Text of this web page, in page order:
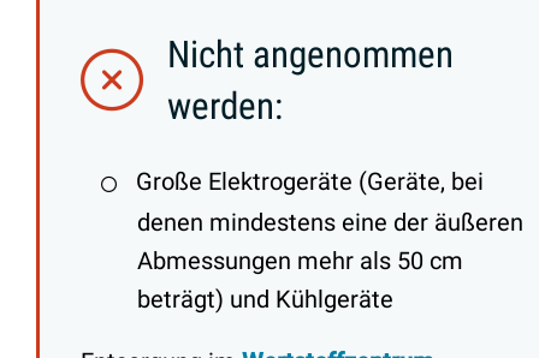
Nicht angenommen
werden:
Große Elektrogeräte (Geräte, bei
denen mindestens eine der äußeren
Abmessungen mehr als 50 cm
beträgt) und Kühlgeräte